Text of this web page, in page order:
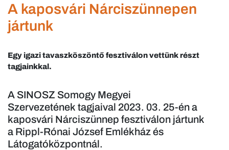
A kaposvári Nárciszünnepen
jártunk
Egy igazi tavaszköszöntő fesztiválon vettünk részt
tagjainkkal.
A SINOSZ Somogy Megyei
Szervezetének tagjaival 2023. 03. 25-én a
kaposvári Nárciszünnep fesztiválon jártunk
a Rippl-Rónai József Emlékház és
Látogatóközpontnál.